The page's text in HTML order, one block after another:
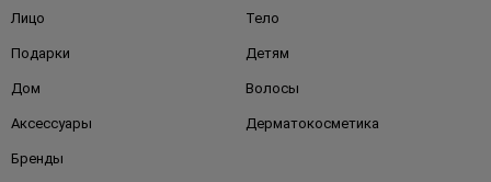
Лицо Тело
Подарки Детям
Дом Волосы
Аксессуары Дерматокосметика
Бренды